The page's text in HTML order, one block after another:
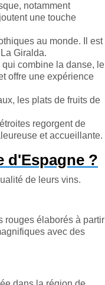
notamment
une touche
au monde. Il est
Giralda.
combine la danse, le
offre une expérience
les plats de fruits de
regorgent de
et accueillante.
d'Espagne ?
de leurs vins.
rouges élaborés à partir
avec des